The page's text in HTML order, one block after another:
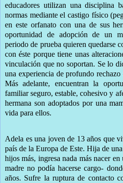
educadores utilizan una disciplina
normas mediante el castigo físico
en este orfanato con una de sus
oportunidad de adopción de un
periodo de prueba quieren quedarse
con éste porque tiene unas
vinculación que no soportan. Se lo
una experiencia de profundo
Más adelante, encuentran la
familiar seguro, estable, cohesivo y
hermana son adoptados por una
vida para ellos.
Adela es una joven de 13 años que
país de la Europa de Este. Hija de
hijos más, ingresa nada más nacer
madre no podía hacerse cargo-
años. Sufre la ruptura de contacto